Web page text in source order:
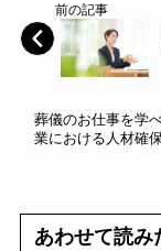
前の記事
葬儀のお仕事を学
業における人材確
あわせて読み